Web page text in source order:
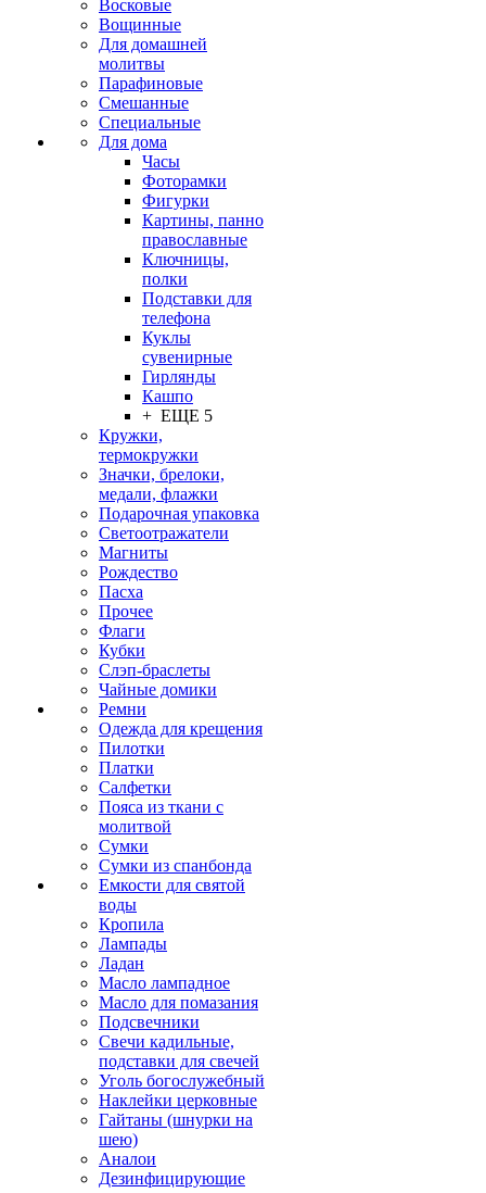
Восковые
Вощинные
Для домашней
молитвы
Парафиновые
Смешанные
Специальные
Для дома
Часы
Фоторамки
Фигурки
Картины, панно
православные
Ключницы,
полки
Подставки для
телефона
Куклы
сувенирные
Гирлянды
Кашпо
+ ЕЩЕ 5
Кружки,
термокружки
Значки, брелоки,
медали, флажки
Подарочная упаковка
Светоотражатели
Магниты
Рождество
Пасха
Прочее
Флаги
Кубки
Слэп-браслеты
Чайные домики
Ремни
Одежда для крещения
Пилотки
Платки
Салфетки
Пояса из ткани с
молитвой
Сумки
Сумки из спанбонда
Емкости для святой
воды
Кропила
Лампады
Ладан
Масло лампадное
Масло для помазания
Подсвечники
Свечи кадильные,
подставки для свечей
Уголь богослужебный
Наклейки церковные
Гайтаны (шнурки на
шею)
Аналои
Дезинфицирующие